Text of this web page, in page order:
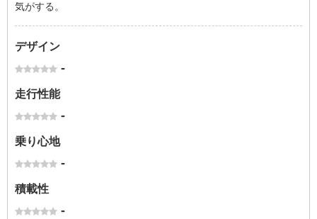
気がする。
デザイン
-
走行性能
-
乗り心地
-
積載性
-